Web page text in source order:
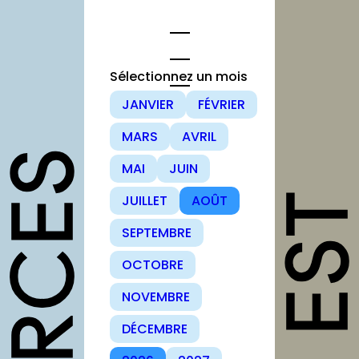
opportunités
Appels à
candidature
Offres d’emploi
et stage
Formations
Soutiens
Mutualisation
Sélectionnez un mois
JANVIER
FÉVRIER
MARS
AVRIL
MAI
JUIN
JUILLET
AOÛT
SEPTEMBRE
OCTOBRE
NOVEMBRE
DÉCEMBRE